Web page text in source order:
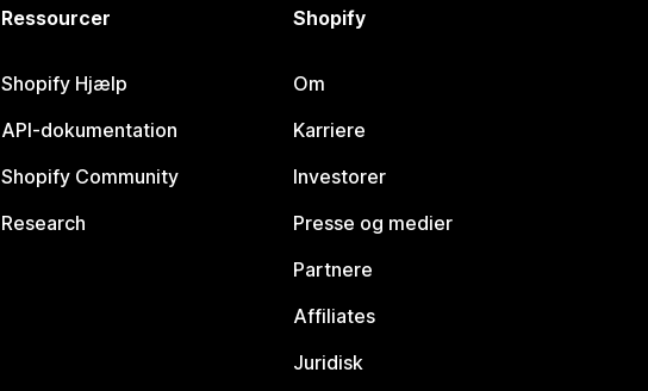
Ressourcer
Shopify Hjælp
API-dokumentation
Shopify Community
Research
Shopify
Om
Karriere
Investorer
Presse og medier
Partnere
Affiliates
Juridisk